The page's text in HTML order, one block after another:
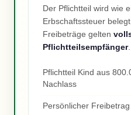
Der Pflichtteil wird wie
Erbschaftssteuer
Freibeträge gelten
Pflichtteilsempfänger.
Pflichtteil Kind aus
Nachlass
Persönlicher Freibetrag